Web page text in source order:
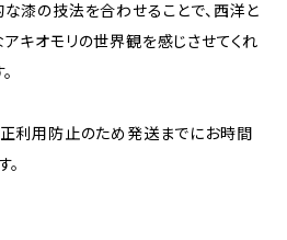
漆の技法を合わせることで、西洋と
キオモリの世界観を感じさせてくれ
利用防止のため発送までにお時間